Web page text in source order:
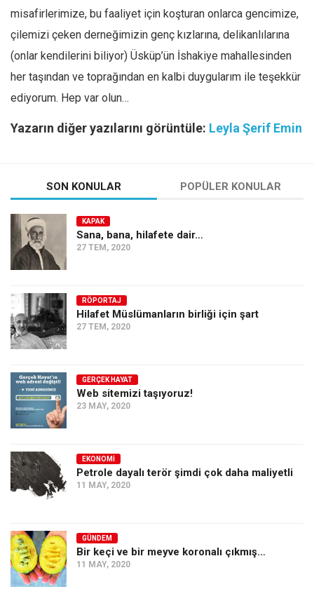
misafirlerimize, bu faaliyet için koşturan onlarca gencimize,
çilemizi çeken derneğimizin genç kızlarına, delikanlılarına
(onlar kendilerini biliyor) Üsküp’ün İshakiye mahallesinden
her taşından ve toprağından en kalbi duygularım ile teşekkür
ediyorum. Hep var olun…
Yazarın diğer yazılarını görüntüle: Leyla Şerif Emin
SON KONULAR POPÜLER KONULAR
KAPAK
Sana, bana, hilafete dair…
27 TEM, 2020
RÖPORTAJ
Hilafet Müslümanların birliği için şart
27 TEM, 2020
GERÇEK HAYAT
Web sitemizi taşıyoruz!
23 MAY, 2020
EKONOMI
Petrole dayalı terör şimdi çok daha maliyetli
11 MAY, 2020
GÜNDEM
Bir keçi ve bir meyve koronalı çıkmış…
11 MAY, 2020